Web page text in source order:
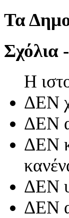
Τα
Σχόλια
Η
ΔΕΝ
ΔΕΝ
ΔΕΝ
ΔΕΝ
ΔΕΝ